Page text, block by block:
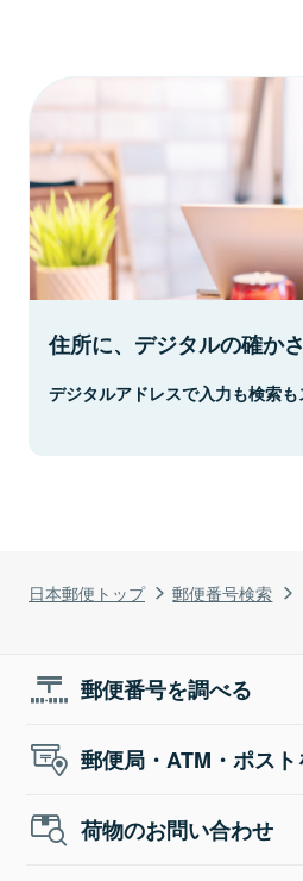
日本郵便トップ 郵便番号検索
住所に、デジタルの確かさ
デジタルアドレスで入力も検索も
郵便番号を調べる
郵便局・ATM・ポス
荷物のお問い合わせ